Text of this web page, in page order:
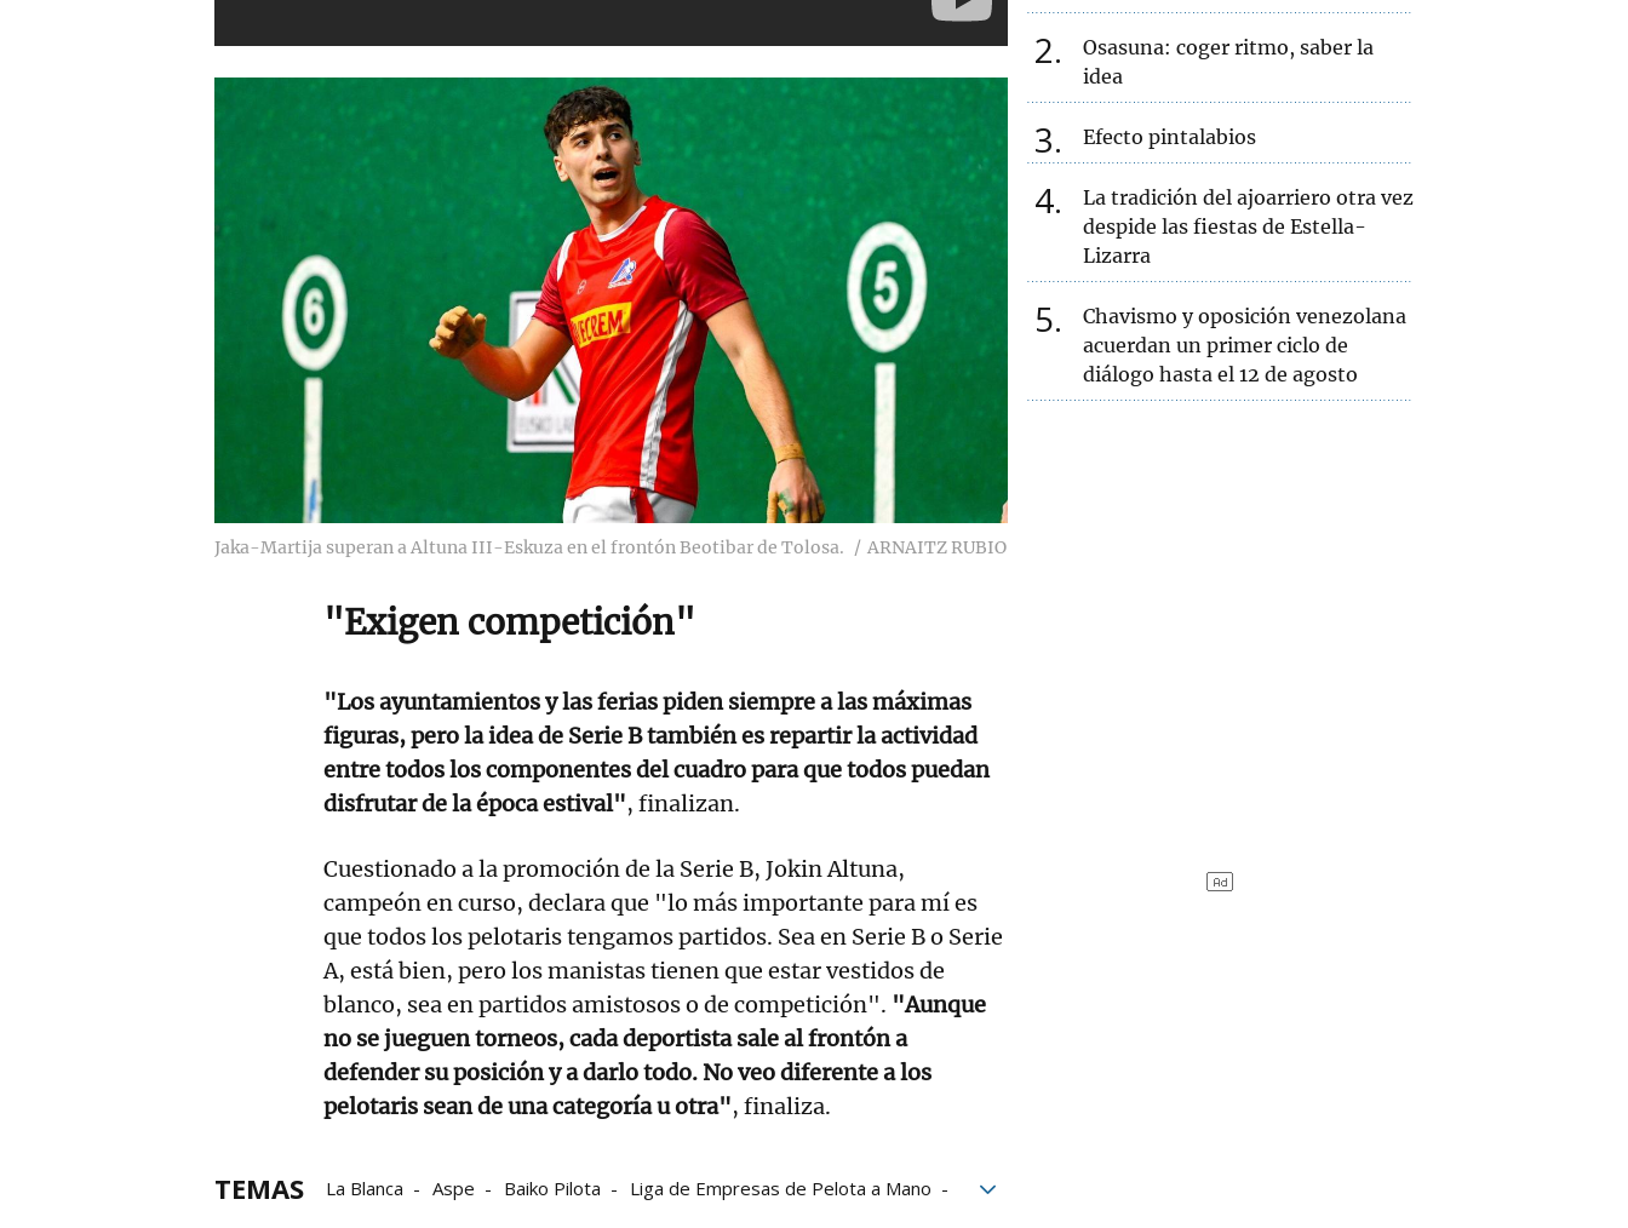
Jaka-Martija superan a Altuna III-Eskuza en el frontón Beotibar de Tolosa. ARNAITZ RUBIO
"Exigen competición"
"Los ayuntamientos y las ferias piden siempre a las máximas
figuras, pero la idea de Serie B también es repartir la actividad
entre todos los componentes del cuadro para que todos puedan
disfrutar de la época estival", finalizan.
Cuestionado a la promoción de la Serie B, Jokin Altuna,
campeón en curso, declara que "lo más importante para mí es
que todos los pelotaris tengamos partidos. Sea en Serie B o Serie
A, está bien, pero los manistas tienen que estar vestidos de
blanco, sea en partidos amistosos o de competición". "Aunque
no se jueguen torneos, cada deportista sale al frontón a
defender su posición y a darlo todo. No veo diferente a los
pelotaris sean de una categoría u otra", finaliza.
TEMAS La Blanca Aspe Baiko Pilota
Liga de Empresas de Pelota a Mano
2
Osasuna: coger ritmo, saber la
idea
3 Efecto pintalabios
4
La tradición del ajoarriero otra vez
despide las fiestas de Estella-
Lizarra
5
Chavismo y oposición venezolana
acuerdan un primer ciclo de
diálogo hasta el 12 de agosto